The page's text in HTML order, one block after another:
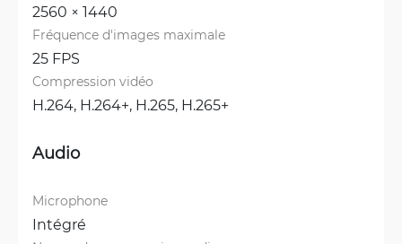
2560 × 1440
Fréquence d'images maximale
25 FPS
Compression vidéo
H.264, H.264+, H.265, H.265+
Audio
Microphone
Intégré